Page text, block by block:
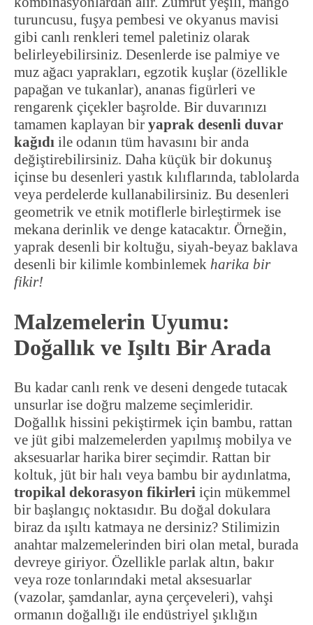
turuncusu, fuşya pembesi ve okyanus mavisi
gibi canlı renkleri temel paletiniz olarak
belirleyebilirsiniz. Desenlerde ise palmiye ve
muz ağacı yaprakları, egzotik kuşlar (özellikle
papağan ve tukanlar), ananas figürleri ve
rengarenk çiçekler başrolde. Bir duvarınızı
tamamen kaplayan bir yaprak desenli duvar
kağıdı ile odanın tüm havasını bir anda
değiştirebilirsiniz. Daha küçük bir dokunuş
içinse bu desenleri yastık kılıflarında, tablolarda
veya perdelerde kullanabilirsiniz. Bu desenleri
geometrik ve etnik motiflerle birleştirmek ise
mekana derinlik ve denge katacaktır. Örneğin,
yaprak desenli bir koltuğu, siyah-beyaz baklava
desenli bir kilimle kombinlemek harika bir
fikir!
Malzemelerin Uyumu:
Doğallık ve Işıltı Bir Arada
Bu kadar canlı renk ve deseni dengede tutacak
unsurlar ise doğru malzeme seçimleridir.
Doğallık hissini pekiştirmek için bambu, rattan
ve jüt gibi malzemelerden yapılmış mobilya ve
aksesuarlar harika birer seçimdir. Rattan bir
koltuk, jüt bir halı veya bambu bir aydınlatma,
tropikal dekorasyon fikirleri için mükemmel
bir başlangıç noktasıdır. Bu doğal dokulara
biraz da ışıltı katmaya ne dersiniz? Stilimizin
anahtar malzemelerinden biri olan metal, burada
devreye giriyor. Özellikle parlak altın, bakır
veya roze tonlarındaki metal aksesuarlar
(vazolar, şamdanlar, ayna çerçeveleri), vahşi
ormanın doğallığı ile endüstriyel şıklığın